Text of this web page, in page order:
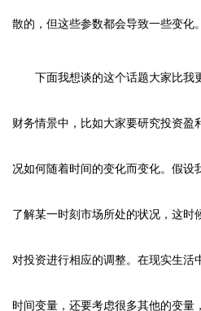
散的，但这些参数都会导致一些变化。
下面我想谈的这个话题大家比我
财务情景中，比如大家要研究投资盈
况如何随着时间的变化而变化。假设
了解某一时刻市场所处的状况，这时
对投资进行相应的调整。在现实生活
时间变量，还要考虑很多其他的变量